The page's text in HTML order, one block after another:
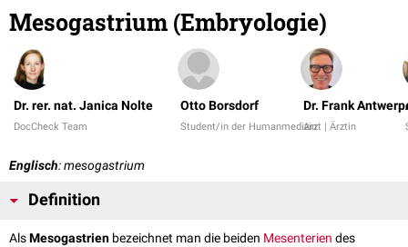
Mesogastrium (Embryologie)
Dr. rer. nat. Janica Nolte
DocCheck Team
Otto Borsdorf
Student/in der Humanmedizin
Dr. Frank
Arzt | Ärztin
Englisch: mesogastrium
Definition
AlsMesogastrien bezeichnet man die beiden Mesenterien des